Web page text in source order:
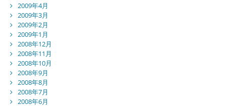
2009年4月
2009年3月
2009年2月
2009年1月
2008年12月
2008年11月
2008年10月
2008年9月
2008年8月
2008年7月
2008年6月